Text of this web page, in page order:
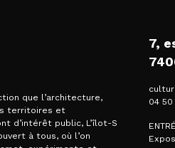
que l’architecture,
territoires et
d’intérêt public, L’îlot-S
à tous, où l’on
7,
04 50